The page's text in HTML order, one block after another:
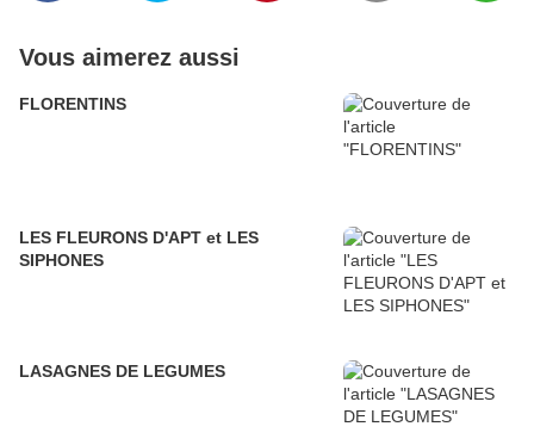
Vous aimerez aussi
FLORENTINS
LES FLEURONS D'APT et LES
SIPHONES
LASAGNES DE LEGUMES